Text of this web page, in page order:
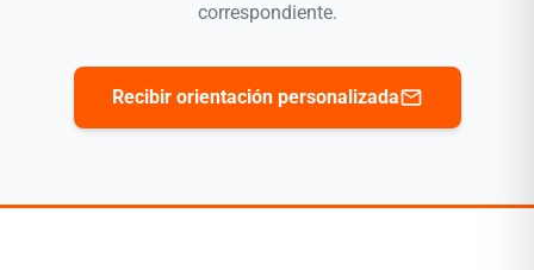
correspondiente.
Recibir orientación personalizadamail